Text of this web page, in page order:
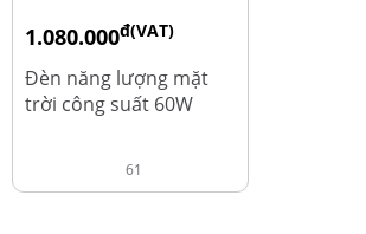
1.080.000đ(VAT)
Đèn năng lượng mặt
trời công suất 60W
61